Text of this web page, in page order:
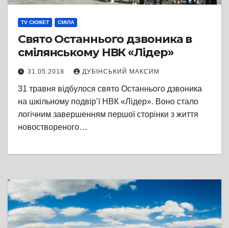
TV СЮЖЕТ СМІЛА
Свято Останнього дзвоника в
смілянському НВК «Лідер»
31.05.2018 ДУБІНСЬКИЙ МАКСИМ
31 травня відбулося свято Останнього дзвоника
на шкільному подвір’ї НВК «Лідер». Воно стало
логічним завершенням першої сторінки з життя
новоствореного…